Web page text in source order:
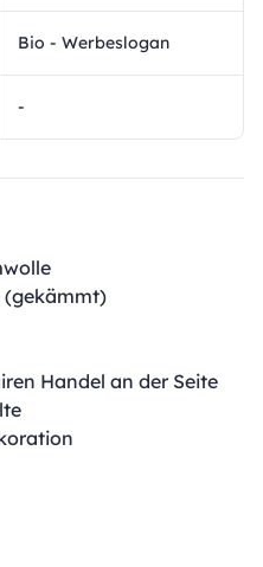
Bio - Werbeslogan
-
(gekämmt)
Handel an der Seite